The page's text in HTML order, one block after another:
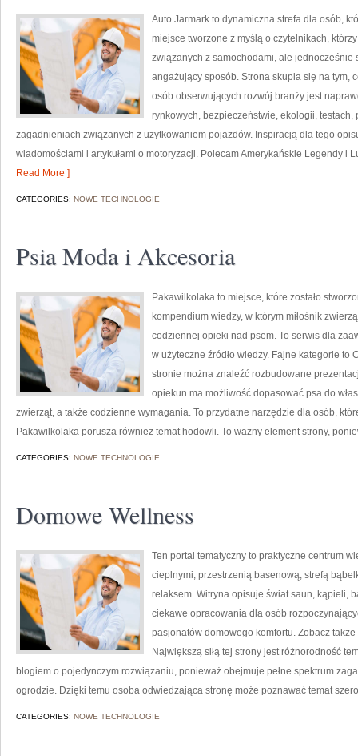
Auto Jarmark to dynamiczna strefa dla osób,
miejsce tworzone z myślą o czytelnikach,
związanych z samochodami, ale jednocześnie
angażujący sposób. Strona skupia się na tym,
osób obserwujących rozwój branży jest
rynkowych, bezpieczeństwie, ekologii,
zagadnieniach związanych z użytkowaniem pojazdów. Inspiracją dla tego
wiadomościami i artykułami o motoryzacji. Polecam Amerykańskie Legendy i
Read More ]
CATEGORIES: NOWE TECHNOLOGIE
Psia Moda i Akcesoria
Pakawilkolaka to miejsce, które zostało
kompendium wiedzy, w którym miłośnik
codziennej opieki nad psem. To serwis dla
w użyteczne źródło wiedzy. Fajne kategorie to
stronie można znaleźć rozbudowane
opiekun ma możliwość dopasować psa do
zwierząt, a także codzienne wymagania. To przydatne narzędzie dla osób,
Pakawilkolaka porusza również temat hodowli. To ważny element strony,
CATEGORIES: NOWE TECHNOLOGIE
Domowe Wellness
Ten portal tematyczny to praktyczne centrum
cieplnymi, przestrzenią basenową, strefą
relaksem. Witryna opisuje świat saun, kąpieli,
ciekawe opracowania dla osób
pasjonatów domowego komfortu. Zobacz także
Największą siłą tej strony jest różnorodność
blogiem o pojedynczym rozwiązaniu, ponieważ obejmuje pełne spektrum
ogrodzie. Dzięki temu osoba odwiedzająca stronę może poznawać temat
CATEGORIES: NOWE TECHNOLOGIE